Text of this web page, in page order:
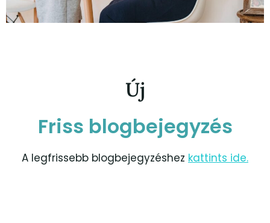
Új
Friss blogbejegyzés
A legfrissebb blogbejegyzéshez kattints ide.